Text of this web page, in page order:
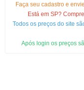
Faça seu cadastro e
Está em SP?
Todos os preços do site
Após login os preços